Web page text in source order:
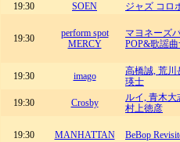
19:30
SOEN ジャズ コロ
19:30
perform spot
MERCY
マヨネーズ
POP&歌謡曲
19:30
imago
高橋誠, 荒川
瑛士
19:30
Crosby
ルイ, 青木大
村上徳彦
19:30 MANHATTAN BeBop